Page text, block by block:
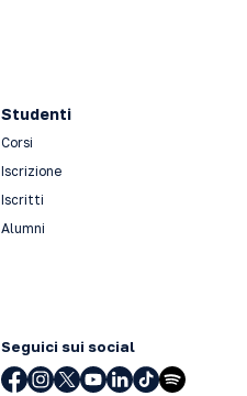
Studenti
Corsi
Iscrizione
Iscritti
Alumni
Seguici sui social